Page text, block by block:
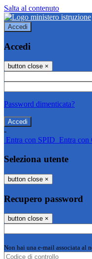
Salta al contenuto
Accedi
Accedi
button close ×
Password dimenticata?
-
Entra con SPID Entra con
Seleziona utente
button close ×
Recupero password
button close ×
Non hai una e-mail associata al